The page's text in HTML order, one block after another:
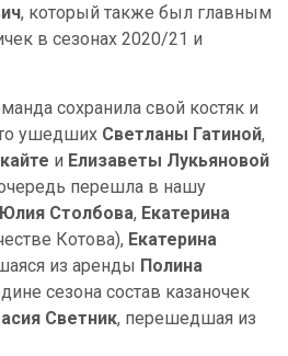
, который также был главным
в сезонах 2020/21 и
сохранила свой костяк и
ушедших Светланы Гатиной,
и Елизаветы Лукьяновой
перешла в нашу
Юлия Столбова, Екатерина
Котова), Екатерина
из аренды Полина
сезона состав казаночек
Светник, перешедшая из